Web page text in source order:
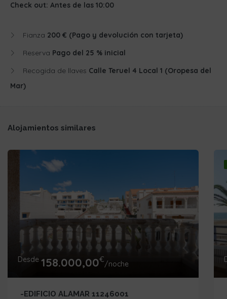
Check out: Antes de las 10:00
Fianza 200 € (Pago y devolución con tarjeta)
Reserva Pago del 25 % inicial
Recogida de llaves Calle Teruel 4 Local 1 (Oropesa del
Mar)
Alojamientos similares
Desde 158.000,00€/noche
-EDIFICIO ALAMAR 11246001